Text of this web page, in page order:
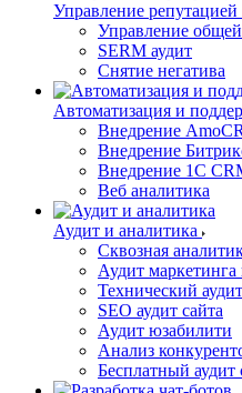
Управление репутацией
Управление
SERM аудит
Снятие негатива
Автоматизация и
Внедрение
Внедрение
Внедрение 1C
Веб аналитика
Аудит и аналитика
Сквозная
Аудит
Технический аудит
SEO аудит сайта
Аудит юзабилити
Анализ
Бесплатный аудит